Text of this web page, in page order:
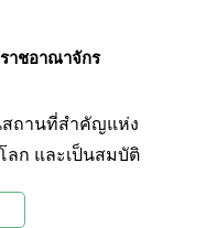
าชอาณาจักร
สถานที่สำคัญแห่ง
ลก และเป็นสมบัติ
ฆังใบที่ใหญ่ที่สุดใน